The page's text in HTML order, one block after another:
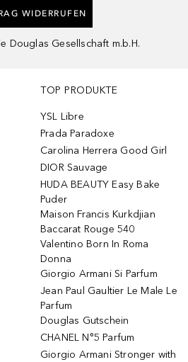
WIDERRUFEN
Douglas Gesellschaft m.b.H.
TOP PRODUKTE
YSL Libre
Prada Paradoxe
Carolina Herrera Good Girl
DIOR Sauvage
HUDA BEAUTY Easy Bake
Puder
Maison Francis Kurkdjian
Baccarat Rouge 540
Valentino Born In Roma
Donna
Giorgio Armani Si Parfum
Jean Paul Gaultier Le Male Le
Parfum
Douglas Gutschein
CHANEL N°5 Parfum
Giorgio Armani Stronger with